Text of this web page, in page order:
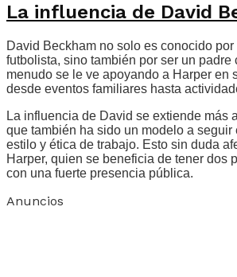
La influencia de David
David Beckham no solo es conocido
futbolista, sino también por ser un padre
menudo se le ve apoyando a Harper en
desde eventos familiares hasta
La influencia de David se extiende más
que también ha sido un modelo a seguir
estilo y ética de trabajo. Esto sin duda
Harper, quien se beneficia de tener dos
con una fuerte presencia pública.
Anuncios